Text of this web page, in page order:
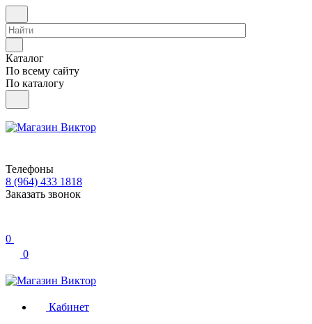
Каталог
По всему сайту
По каталогу
Телефоны
8 (964) 433 1818
Заказать звонок
0
0
Кабинет